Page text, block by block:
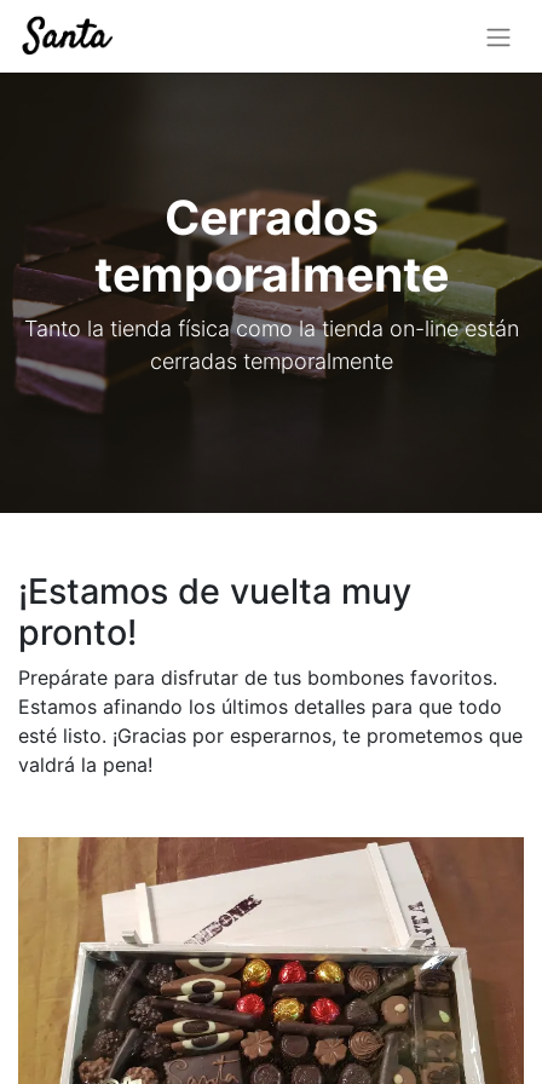
Cerrados
temporalmente
Tanto la tienda física como la tienda on-line están
cerradas temporalmente
¡Estamos de vuelta muy
pronto!
Prepárate para disfrutar de tus bombones favoritos.
Estamos afinando los últimos detalles para que todo
esté listo. ¡Gracias por esperarnos, te prometemos que
valdrá la pena!